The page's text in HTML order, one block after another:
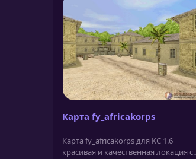
Карта fy_africakorps
Карта fy_africakorps для КС 1.6
красивая и качественная локация с